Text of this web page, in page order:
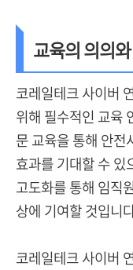
교육의 의의
코레일테크 사이버
위해 필수적인 교육
문 교육을 통해 안전
효과를 기대할 수 있
고도화를 통해 임직
상에 기여할 것입니
코레일테크 사이버